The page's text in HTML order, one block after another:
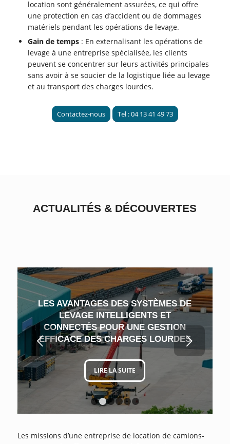
location sont généralement assurées, ce qui offre
une protection en cas d’accident ou de dommages
matériels pendant les opérations de levage.
Gain de temps : En externalisant les opérations de
levage à une entreprise spécialisée, les clients
peuvent se concentrer sur leurs activités principales
sans avoir à se soucier de la logistique liée au levage
et au transport des charges lourdes.
Contactez-nous Tel : 04 13 41 49 73
ACTUALITÉS & DÉCOUVERTES
LES AVANTAGES DES SYSTÈMES DE
LEVAGE INTELLIGENTS ET
CONNECTÉS POUR UNE GESTION
EFFICACE DES CHARGES LOURDES
LIRE LA SUITE
Suivant
1 2 3 4 5 6
Les missions d’une entreprise de location de camions-